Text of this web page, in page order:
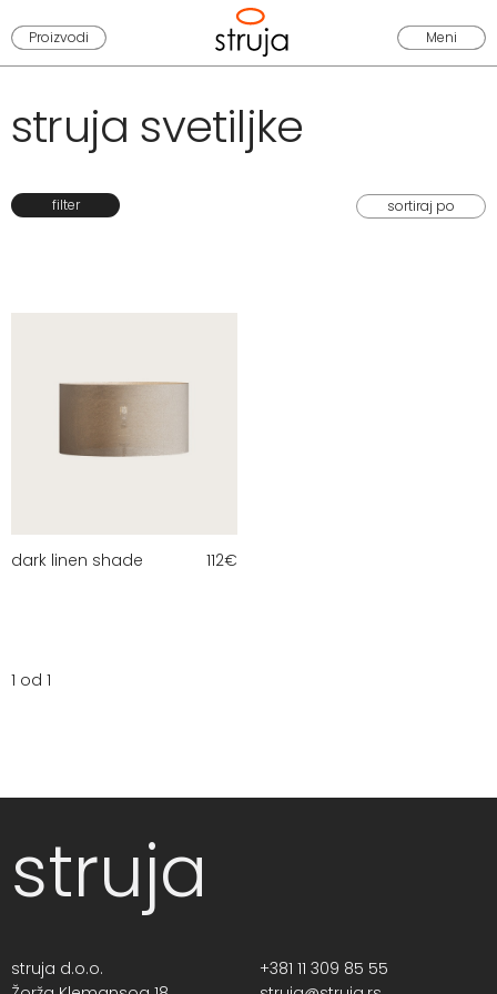
Proizvodi Meni
struja svetiljke
filter
dark linen shade 112€
1 od 1
struja
struja d.o.o.
+381 11 309 85 55